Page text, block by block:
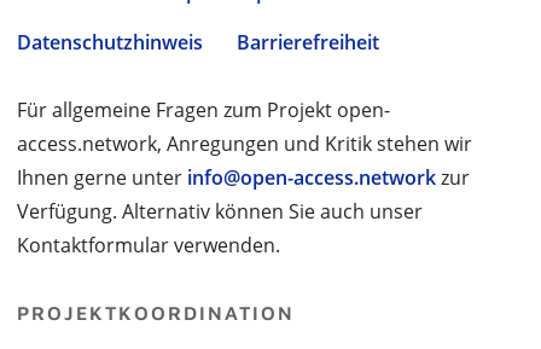
Datenschutzhinweis
Barrierefreiheit
Für allgemeine Fragen zum Projekt open-
access.network, Anregungen und Kritik stehen wir
Ihnen gerne unter info@open-access.networkzur
Verfügung. Alternativ können Sie auch unser
Kontaktformular verwenden.
PROJEKTKOORDINATION